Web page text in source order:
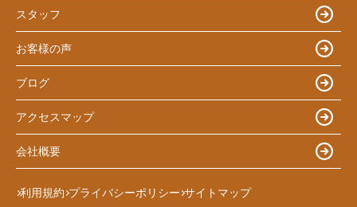
スタッフ
お客様の声
ブログ
アクセスマップ
会社概要
利用規約 プライバシーポリシー サイトマップ